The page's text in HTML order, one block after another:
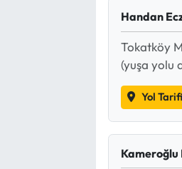
Handan
Tokatköy
(yuşa yolu
Yol
Kameroğlu